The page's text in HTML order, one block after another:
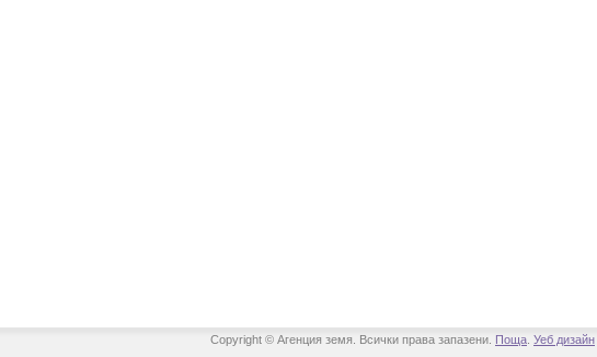
Copyright © Агенция земя. Всички права запазени. Поща Уеб дизайн